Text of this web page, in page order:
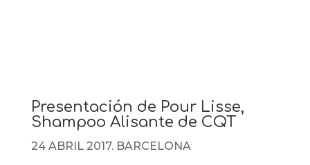
Presentación de Pour Lisse,
Shampoo Alisante de CQT
24 ABRIL 2017. BARCELONA